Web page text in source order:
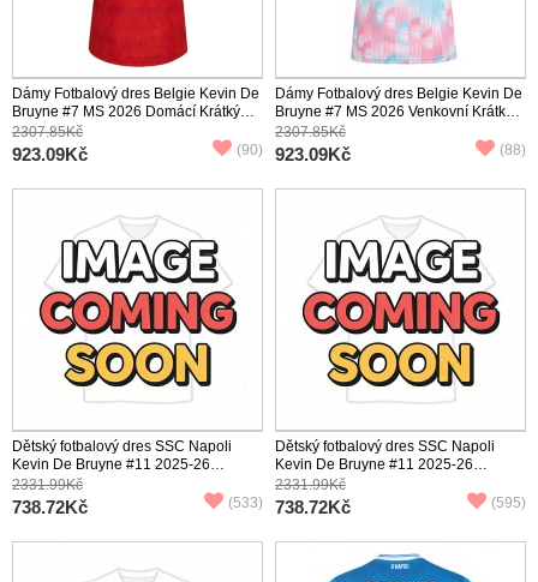
Dámy Fotbalový dres Belgie Kevin De
Bruyne #7 MS 2026 Domácí Krátký
Rukáv
2307.85Kč
923.09Kč (90)
Dámy Fotbalový dres Belgie Kevin De
Bruyne #7 MS 2026 Venkovní Krátký
Rukáv
2307.85Kč
923.09Kč (88)
Dětský fotbalový dres SSC Napoli
Kevin De Bruyne #11 2025-26
Domácí Krátký Rukáv (+ trenýrky)
2331.99Kč
738.72Kč (533)
Dětský fotbalový dres SSC Napoli
Kevin De Bruyne #11 2025-26
Venkovní Krátký Rukáv (+ trenýrky)
2331.99Kč
738.72Kč (595)